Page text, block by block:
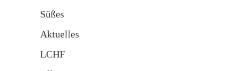
Süßes
Aktuelles
LCHF